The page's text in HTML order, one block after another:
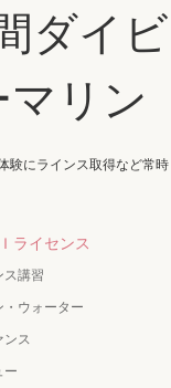
ダイビ
リン
験にラインス取得など常時
ライセンス
ス講習
・ウォーター
ンス
ー